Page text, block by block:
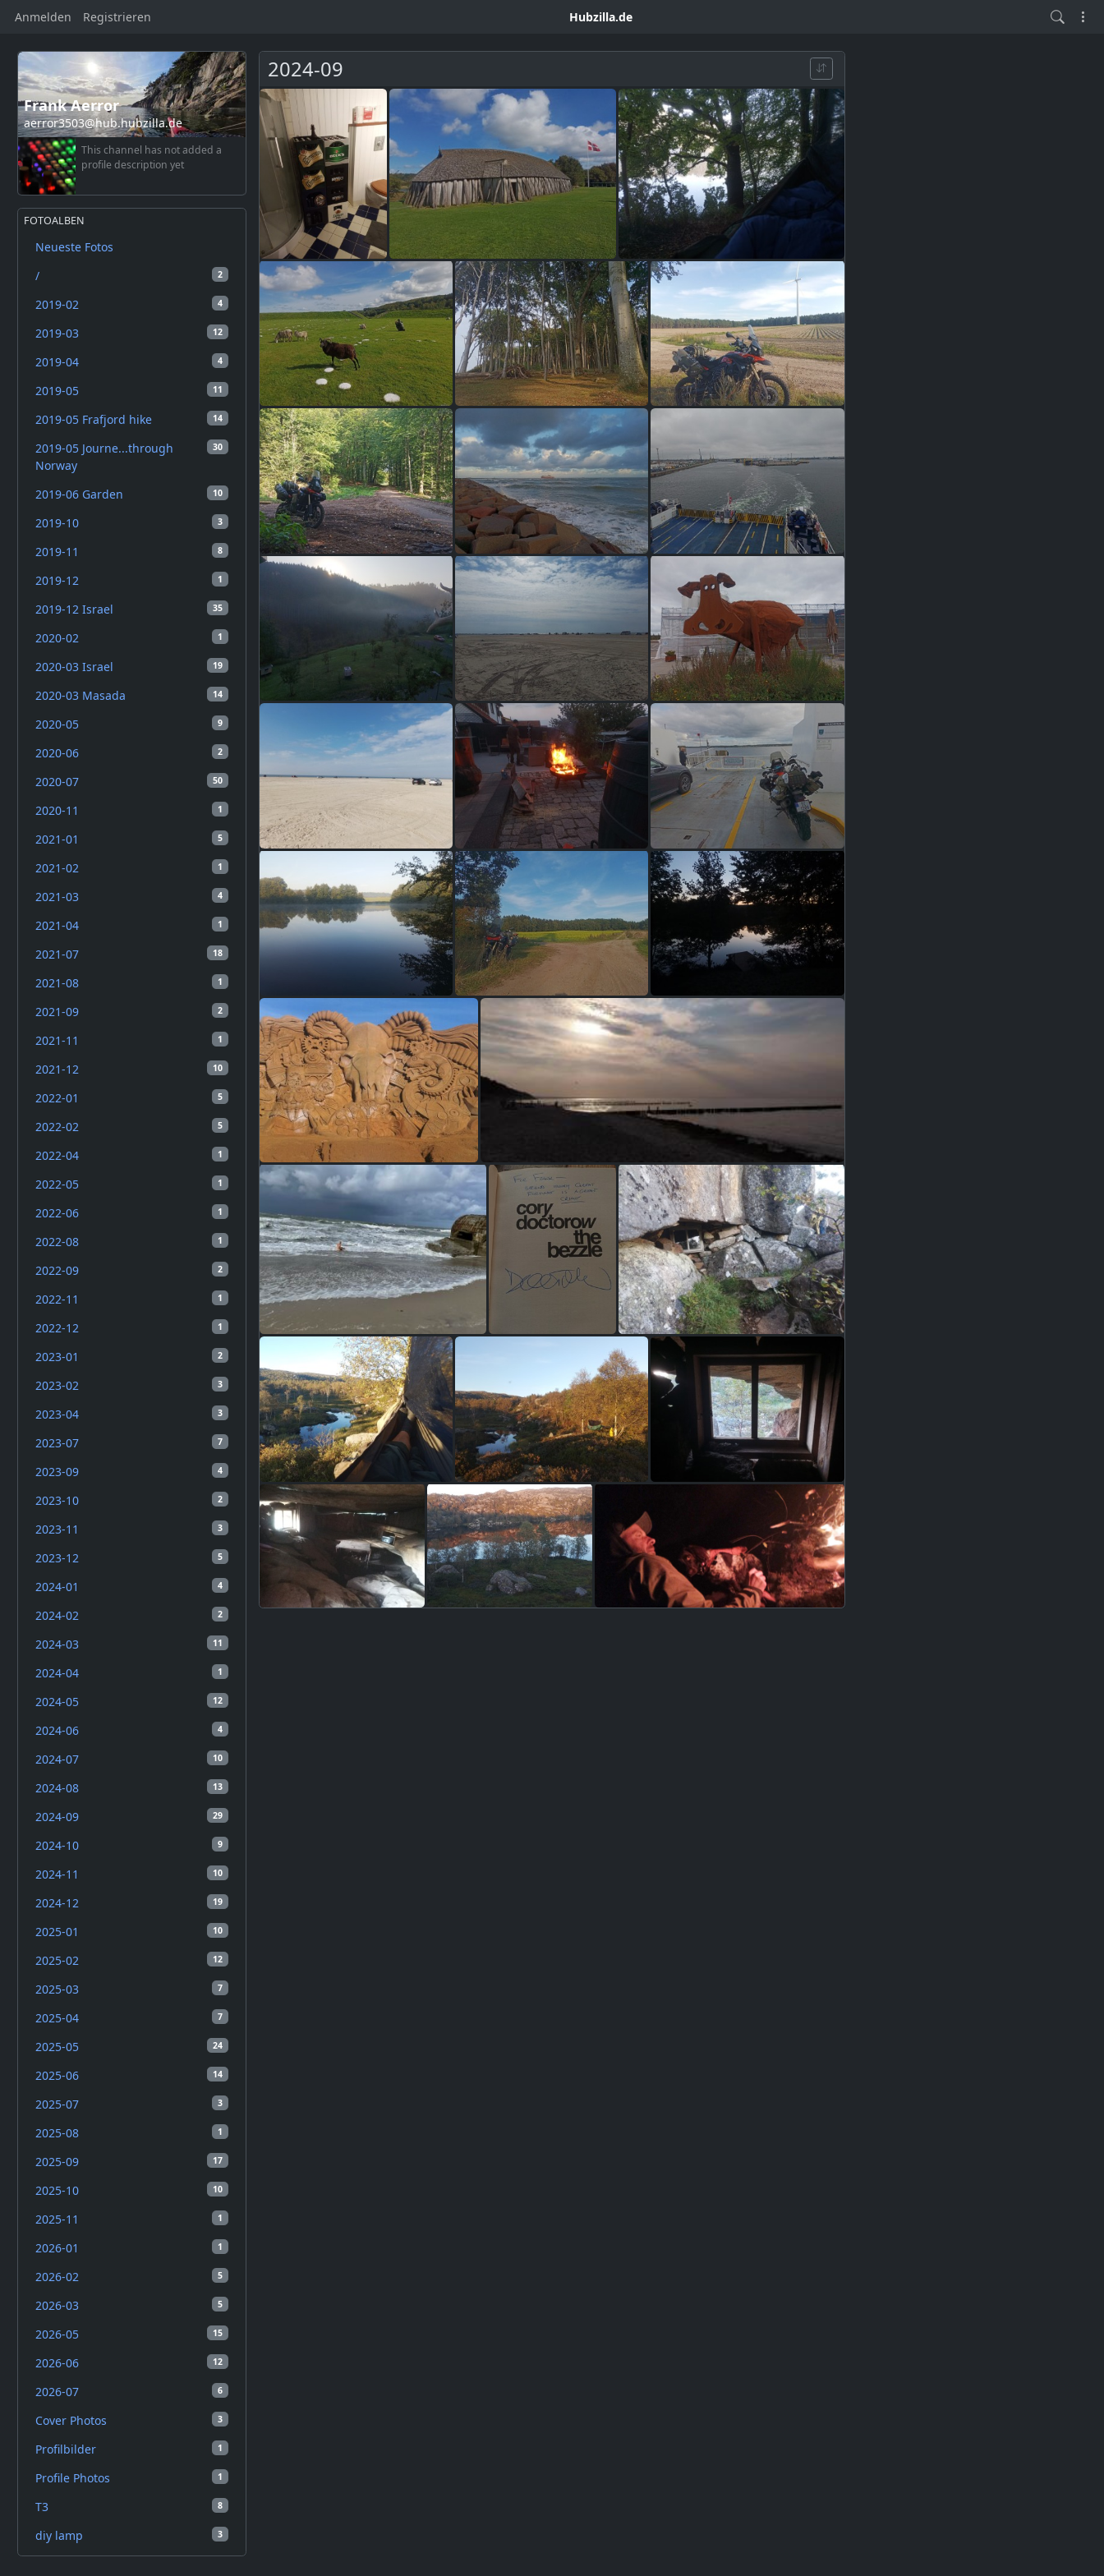
Anmelden Registrieren Hubzilla.de
Frank Aerror
aerror3503@hub.hubzilla.de
This channel has not added a
profile description yet
FOTOALBEN
Neueste Fotos
2
/
4
2019-02
12
2019-03
4
2019-04
11
2019-05
14
2019-05 Frafjord hike
30
2019-05 Journe...through
Norway
10
2019-06 Garden
3
2019-10
8
2019-11
1
2019-12
35
2019-12 Israel
1
2020-02
19
2020-03 Israel
14
2020-03 Masada
9
2020-05
2
2020-06
50
2020-07
1
2020-11
5
2021-01
1
2021-02
4
2021-03
1
2021-04
18
2021-07
1
2021-08
2
2021-09
1
2021-11
10
2021-12
5
2022-01
5
2022-02
1
2022-04
1
2022-05
1
2022-06
1
2022-08
2
2022-09
1
2022-11
1
2022-12
2
2023-01
3
2023-02
3
2023-04
7
2023-07
4
2023-09
2
2023-10
3
2023-11
5
2023-12
4
2024-01
2
2024-02
11
2024-03
1
2024-04
12
2024-05
4
2024-06
10
2024-07
13
2024-08
29
2024-09
9
2024-10
10
2024-11
19
2024-12
10
2025-01
12
2025-02
7
2025-03
7
2025-04
24
2025-05
14
2025-06
3
2025-07
1
2025-08
17
2025-09
10
2025-10
1
2025-11
1
2026-01
5
2026-02
5
2026-03
15
2026-05
12
2026-06
6
2026-07
3
Cover Photos
1
Profilbilder
1
Profile Photos
8
T3
3
diy lamp
2024-09